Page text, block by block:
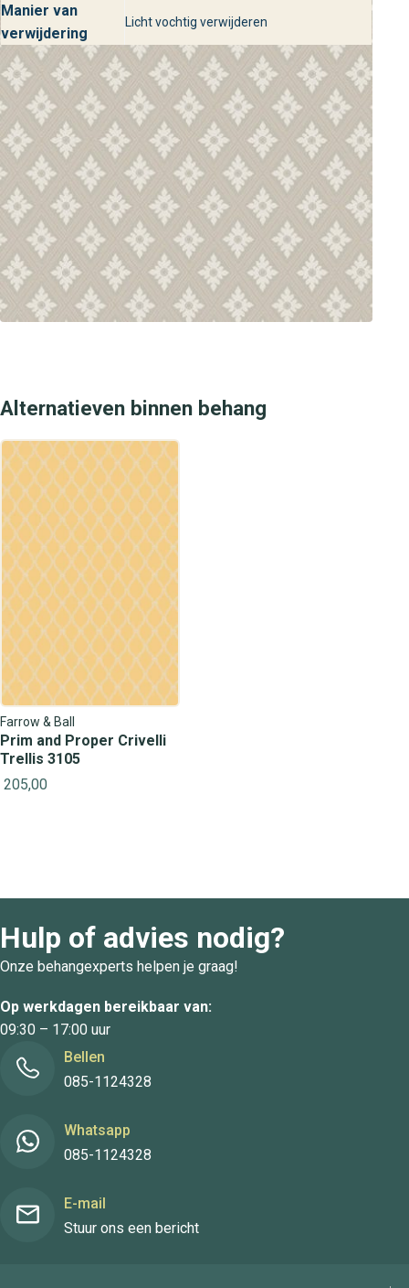
Manier van
verwijdering
Licht vochtig verwijderen
Alternatieven binnen behang
Farrow & Ball
Prim and Proper Crivelli
Trellis 3105
205,00
Hulp of advies nodig?
Onze behangexperts helpen je graag!
Op werkdagen bereikbaar van:
09:30 – 17:00 uur
Bellen
085-1124328
Whatsapp
085-1124328
E-mail
Stuur ons een bericht